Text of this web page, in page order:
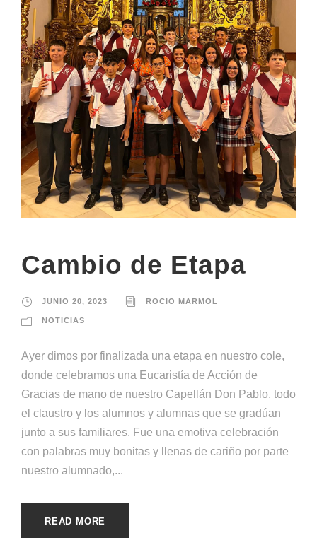
Cambio de Etapa
JUNIO 20, 2023 ROCIO MARMOL
NOTICIAS
Ayer dimos por finalizada una etapa en nuestro cole,
donde celebramos una Eucaristía de Acción de
Gracias de mano de nuestro Capellán Don Pablo, todo
el claustro y los alumnos y alumnas que se gradúan
junto a sus familiares. Fue una emotiva celebración
con palabras muy bonitas y llenas de cariño por parte
nuestro alumnado,...
READ MORE